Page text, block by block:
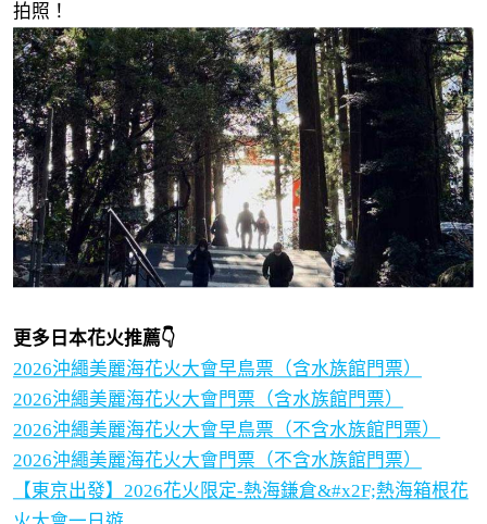
拍照！
更多日本花火推薦👇
2026沖繩美麗海花火大會早鳥票（含水族館門票）
2026沖繩美麗海花火大會門票（含水族館門票）
2026沖繩美麗海花火大會早鳥票（不含水族館門票）
2026沖繩美麗海花火大會門票（不含水族館門票）
【東京出發】2026花火限定-熱海鎌倉&#x2F;熱海箱根花